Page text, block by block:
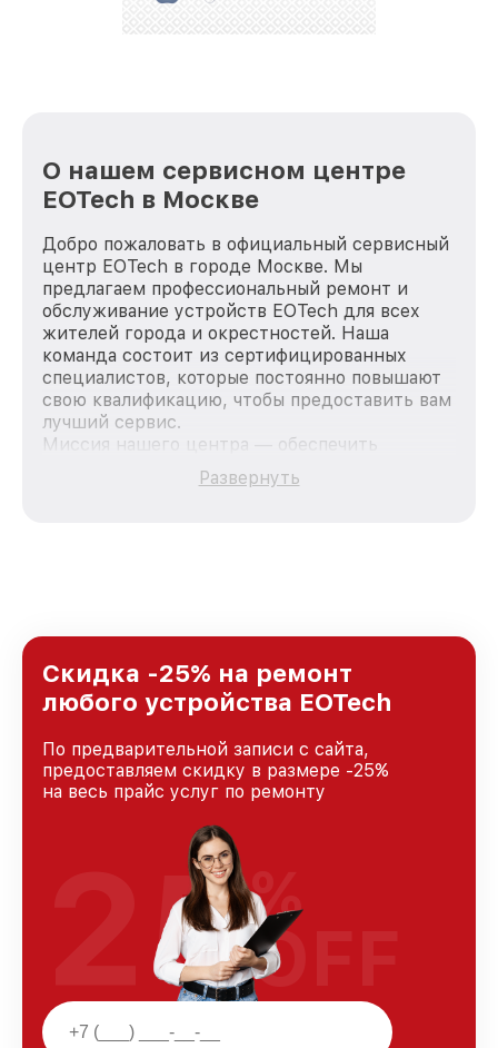
О нашем сервисном центре
EOTech в Москве
Добро пожаловать в официальный сервисный
центр EOTech в городе Москве. Мы
предлагаем профессиональный ремонт и
обслуживание устройств EOTech для всех
жителей города и окрестностей. Наша
команда состоит из сертифицированных
специалистов, которые постоянно повышают
свою квалификацию, чтобы предоставить вам
лучший сервис.
Миссия нашего центра — обеспечить
качественный и доступный ремонт для
каждого пользователя продукции EOTech, вне
Развернуть
Скидка -25% на ремонт
любого устройства EOTech
По предварительной записи с сайта,
предоставляем скидку в размере -25%
на весь прайс услуг по ремонту
25%
OFF